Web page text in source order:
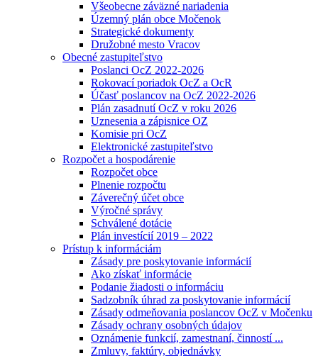
Všeobecne záväzné nariadenia
Územný plán obce Močenok
Strategické dokumenty
Družobné mesto Vracov
Obecné zastupiteľstvo
Poslanci OcZ 2022-2026
Rokovací poriadok OcZ a OcR
Účasť poslancov na OcZ 2022-2026
Plán zasadnutí OcZ v roku 2026
Uznesenia a zápisnice OZ
Komisie pri OcZ
Elektronické zastupiteľstvo
Rozpočet a hospodárenie
Rozpočet obce
Plnenie rozpočtu
Záverečný účet obce
Výročné správy
Schválené dotácie
Plán investícií 2019 – 2022
Prístup k informáciám
Zásady pre poskytovanie informácií
Ako získať informácie
Podanie žiadosti o informáciu
Sadzobník úhrad za poskytovanie informácií
Zásady odmeňovania poslancov OcZ v Močenku
Zásady ochrany osobných údajov
Oznámenie funkcií, zamestnaní, činností ...
Zmluvy, faktúry, objednávky